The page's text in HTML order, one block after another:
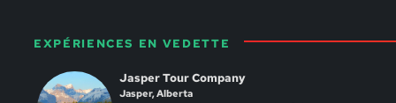
EXPÉRIENCES EN VEDETTE
Jasper Tour Company
Jasper, Alberta